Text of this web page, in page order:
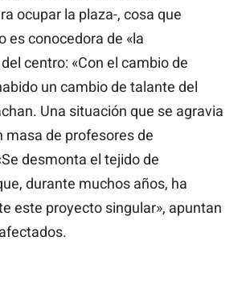
ocupar la plaza-, cosa que
es conocedora de «la
centro: «Con el cambio de
un cambio de talante del
Una situación que se agravia
masa de profesores de
desmonta el tejido de
durante muchos años, ha
este proyecto singular», apuntan